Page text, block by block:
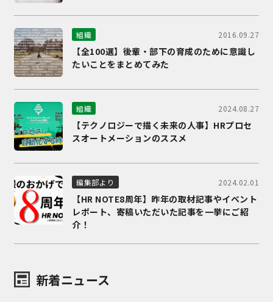
組織 2016.09.27
【全100選】後輩・部下の育成のために意識し
たいことをまとめてみた
組織 2024.08.27
【テクノロジーで描く未来の人事】HRプロセ
スオートメーションのススメ
編集部より 2024.02.01
【HR NOTE8周年】昨年の取材記事やイベント
レポート、寄稿いただいた記事を一挙にご紹
介！
新着ニュース